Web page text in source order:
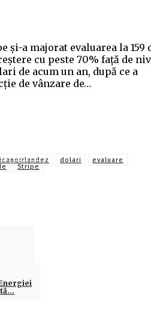
şi-a majorat evaluarea la 159
cu peste 70% faţă de
de acum un an, după ce a
de vânzare de…
dolari
evaluare
Stripe